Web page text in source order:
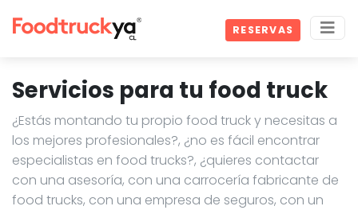
RESERVAS
Servicios para tu food truck
¿Estás montando tu propio food truck y necesitas a
los mejores profesionales?, ¿no es fácil encontrar
especialistas en food trucks?, ¿quieres contactar
con una asesoría, con una carrocería fabricante de
food trucks, con una empresa de seguros, con un